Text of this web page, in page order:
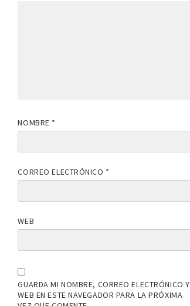
NOMBRE *
CORREO ELECTRÓNICO *
WEB
GUARDA MI NOMBRE, CORREO ELECTRÓNICO Y
WEB EN ESTE NAVEGADOR PARA LA PRÓXIMA